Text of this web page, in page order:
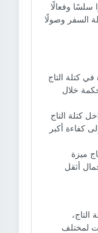
سلسًا وفعالًا
السفر وصولًا
كتلة التاج
خلال
كتلة التاج
كفاءة أكبر
ميزة
أثقل
لمختلف